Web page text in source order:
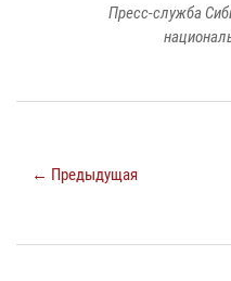
Пресс-служба
← Предыдущая